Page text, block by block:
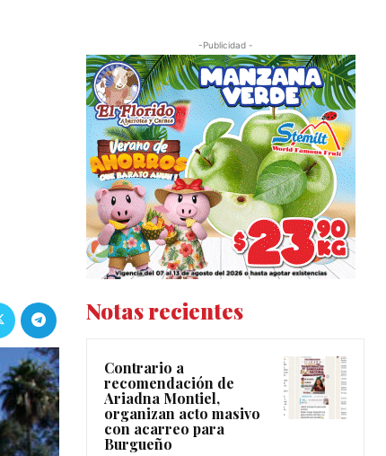
-Publicidad -
Notas recientes
Contrario a
recomendación de
Ariadna Montiel,
organizan acto masivo
con acarreo para
Burgueño